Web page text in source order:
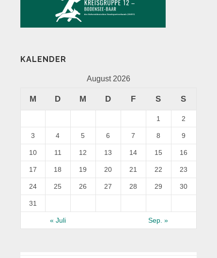
KALENDER
August 2026
M D M D F S S
1 2
3 4 5 6 7 8 9
10 11 12 13 14 15 16
17 18 19 20 21 22 23
24 25 26 27 28 29 30
31
« Juli Sep. »